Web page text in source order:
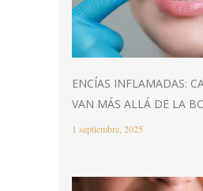
ENCÍAS INFLAMADAS:
VAN MÁS ALLÁ DE LA
1 septiembre, 2025